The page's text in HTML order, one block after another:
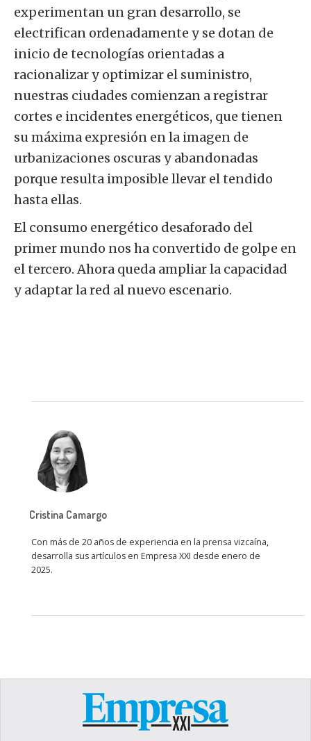
experimentan un gran desarrollo, se
electrifican ordenadamente y se dotan de
inicio de tecnologías orientadas a
racionalizar y optimizar el suministro,
nuestras ciudades comienzan a registrar
cortes e incidentes energéticos, que tienen
su máxima expresión en la imagen de
urbanizaciones oscuras y abandonadas
porque resulta imposible llevar el tendido
hasta ellas.
El consumo energético desaforado del
primer mundo nos ha convertido de golpe en
el tercero. Ahora queda ampliar la capacidad
y adaptar la red al nuevo escenario.
Cristina Camargo
Con más de 20 años de experiencia en la prensa vizcaína,
desarrolla sus artículos en Empresa XXI desde enero de
2025.